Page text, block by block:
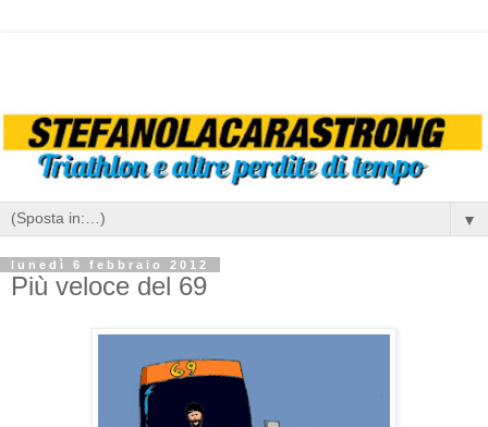
▼
lunedì 6 febbraio 2012
Più veloce del 69